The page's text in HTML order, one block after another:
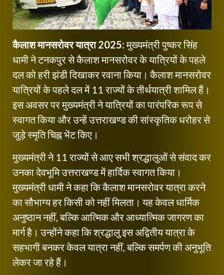
कैलाश मानसरोवर यात्रा 2025:मुख्यमंत्री पुष्कर सिंह
धामी ने टनकपुर से कैलाश मानसरोवर के यात्रियों के पहले
दल को हरी झंडी दिखाकर रवाना किया। कैलाश मानसरोवर
यात्रियों के पहले दल में 11 राज्यों के तीर्थयात्री शामिल हैं।
इस अवसर पर मुख्यमंत्री ने यात्रियों का पारंपरिक रूप से
स्वागत किया और उन्हें उत्तराखण्ड की सांस्कृतिक धरोहर से
जुड़े स्मृति चिह्न भेंट किए।
मुख्यमंत्री ने 11 राज्यों से आए सभी श्रद्धालुओं से संवाद कर
उनका देवभूमि उत्तराखण्ड में हार्दिक स्वागत किया।
मुख्यमंत्री धामी ने कहा कि कैलाश मानसरोवर यात्रा करने
का सौभाग्य हर किसी को नहीं मिलता। यह केवल धार्मिक
अनुष्ठान नहीं, बल्कि आत्मिक और आध्यात्मिक जागरण का
मार्ग है। उन्होंने कहा कि श्रद्धालु इस अद्वितीय यात्रा के
सहभागी बनकर केवल यात्रा नहीं, बल्कि समर्पण की अनुभूति
लेकर जा रहे हैं।